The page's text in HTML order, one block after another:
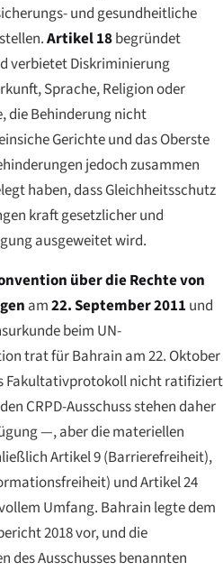
und gesundheitliche
Artikel 18begründet
verbietet Diskriminierung
Sprache, Religion oder
die Behinderung nicht
Gerichte und das Oberste
jedoch zusammen
haben, dass Gleichheitsschutz
kraft gesetzlicher und
ausgeweitet wird.
über die Rechte von
am22. September 2011 und
beim UN-
trat für Bahrain am 22. Oktober
Fakultativprotokoll nicht ratifiziert
CRPD-Ausschuss stehen daher
—, aber die materiellen
Artikel 9 (Barrierefreiheit),
und Artikel 24
Umfang. Bahrain legte dem
2018 vor, und die
des Ausschusses benannten